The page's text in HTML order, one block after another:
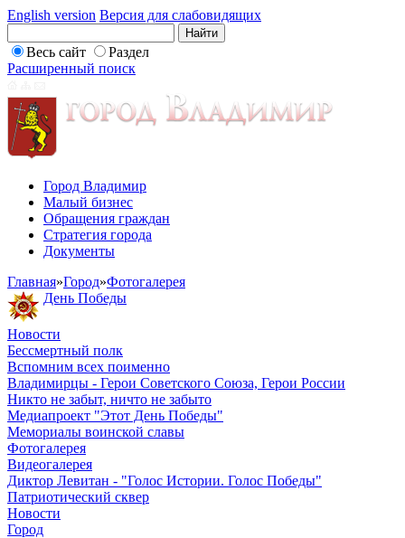
English version Версия для слабовидящих
Весь сайт
Раздел
Расширенный поиск
Город Владимир
Малый бизнес
Обращения граждан
Стратегия города
Документы
Главная»Город»Фотогалерея
День Победы
Новости
Бессмертный полк
Вспомним всех поименно
Владимирцы - Герои Советского Союза, Герои России
Никто не забыт, ничто не забыто
Медиапроект "Этот День Победы"
Мемориалы воинской славы
Фотогалерея
Видеогалерея
Диктор Левитан - "Голос Истории. Голос Победы"
Патриотический сквер
Новости
Город